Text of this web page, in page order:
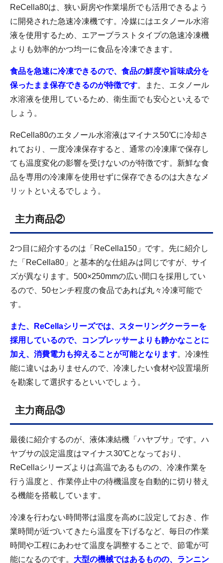
ReCella80は、狭い厨房や作業場所でも活用できるよう
に開発された急速冷凍機です。冷媒にはエタノール水溶
液を使用するため、エアーブラストタイプの急速冷凍機
よりも効率的かつ均一に食品を冷凍できます。
食品を急速に冷凍できるので、食品の鮮度や旨味成分を
保ったまま保存できるのが特徴です。また、エタノール
水溶液を使用しているため、衛生面でも安心といえるで
しょう。
ReCella80のエタノール水溶液はマイナス50℃に冷却さ
れており、一度冷凍保存すると、通常の冷凍庫で保存し
ても温度変化の影響を受けないのが特徴です。新鮮な食
品を専用の冷凍庫を使用せずに保存できるのは大きなメ
リットといえるでしょう。
主力商品②
2つ目に紹介するのは「ReCella150」です。先に紹介し
た「ReCella80」と基本的な仕組みは同じですが、サイ
ズが異なります。500×250mmの広い間口を採用してい
るので、50センチ程度の食品であれば丸々冷凍可能で
す。
また、ReCellaシリーズでは、スターリングクーラーを
採用しているので、コンプレッサーよりも静かなことに
加え、消費電力も抑えることが可能となります。冷凍性
能に違いはありませんので、冷凍したい食材や設置場所
を勘案して選択するといいでしょう。
主力商品③
最後に紹介するのが、液体凍結機「ハヤブサ」です。ハ
ヤブサの設定温度はマイナス30℃となっており、
ReCellaシリーズよりは高温であるものの、冷凍作業を
行う温度と、作業停止中の待機温度を自動的に切り替え
る機能を搭載しています。
冷凍を行わない時間帯は温度を高めに設定しておき、作
業時間が近づいてきたら温度を下げるなど、毎日の作業
時間や工程にあわせて温度を調整することで、節電が可
能になるのです。 大型の機械ではあるものの、ランニン